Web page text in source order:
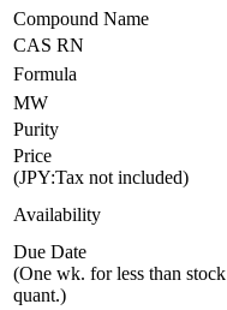
Compound Name
CAS RN
Formula
MW
Purity
Price
(JPY:Tax not included)
Availability
Due Date
(One wk. for less than stock
quant.)